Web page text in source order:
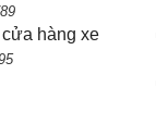
cửa hàng xe